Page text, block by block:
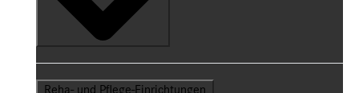
Reha- und Pflege-Einrichtungen